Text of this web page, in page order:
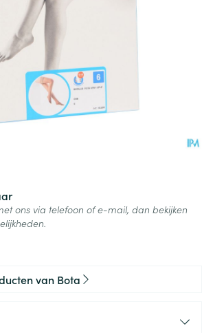
ons via telefoon of e-mail, dan bekijken
van Bota